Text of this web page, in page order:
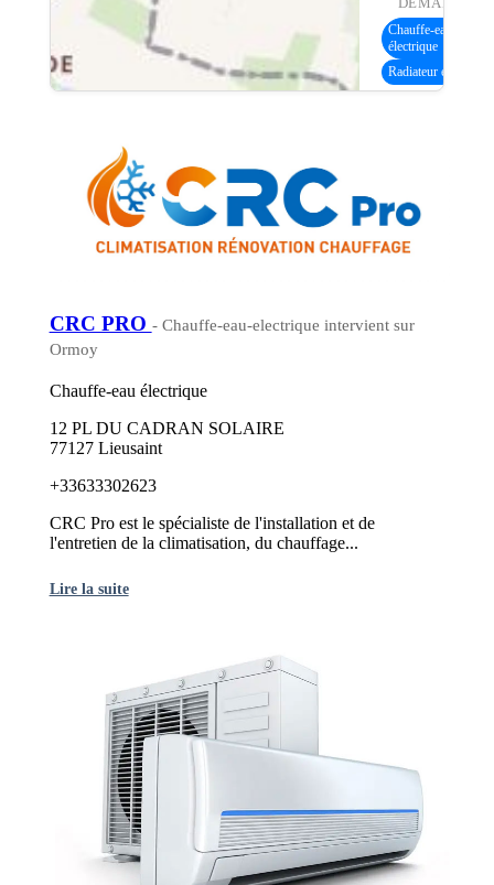
DEMANDE :
Chauffe-eau
électrique
Radiateur électrique
CRC PRO - Chauffe-eau-electrique intervient sur
Ormoy
Chauffe-eau électrique
12 PL DU CADRAN SOLAIRE
77127 Lieusaint
+33633302623
CRC Pro est le spécialiste de l'installation et de
l'entretien de la climatisation, du chauffage...
Lire la suite